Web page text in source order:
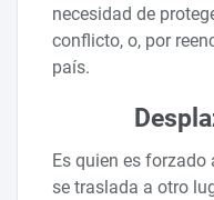
necesidad de
conflicto, o, por
país.
Es quien es forzado
se traslada a otro